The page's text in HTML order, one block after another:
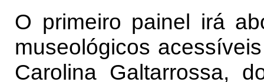
O primeiro painel irá
museológicos
Carolina Galtarrossa,